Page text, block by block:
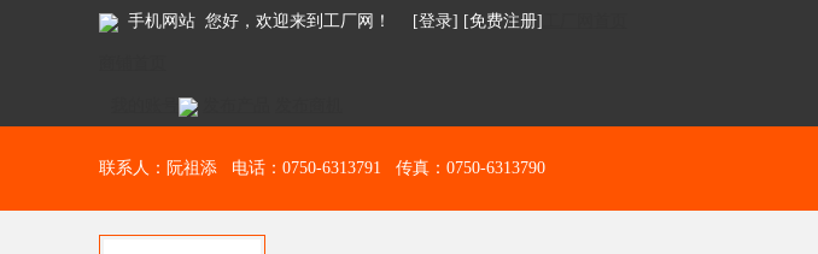
手机网站 您好，欢迎来到工厂网！ [登录] [免费注册]
联系人：阮祖添 电话：0750-6313791 传真：0750-6313790